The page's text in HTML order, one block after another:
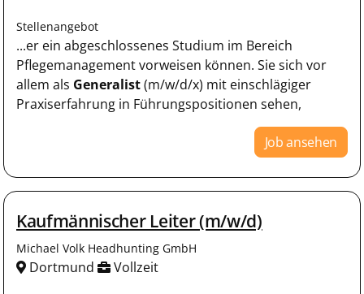
Stellenangebot
...er ein abgeschlossenes Studium im Bereich
Pflegemanagement vorweisen können. Sie sich vor
allem als Generalist(m/w/d/x) mit einschlägiger
Praxiserfahrung in Führungspositionen sehen,
Job ansehen
Kaufmännischer Leiter (m/w/d)
Michael Volk Headhunting GmbH
Dortmund Vollzeit